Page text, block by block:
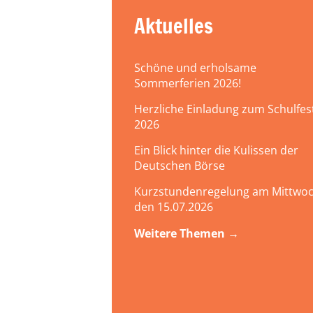
Aktuelles
Schöne und erholsame
Sommerferien 2026!
Herzliche Einladung zum
2026
Ein Blick hinter die Kulissen der
Deutschen Börse
Kurzstundenregelung am
den 15.07.2026
Weitere Themen →